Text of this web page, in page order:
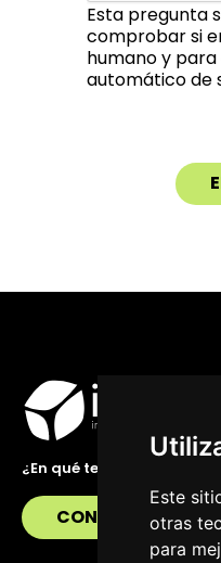
Este
otras
para
Esta pregunta
comprobar si
humano y
automático de
¿En qué te podemos
CONTÁCTANOS